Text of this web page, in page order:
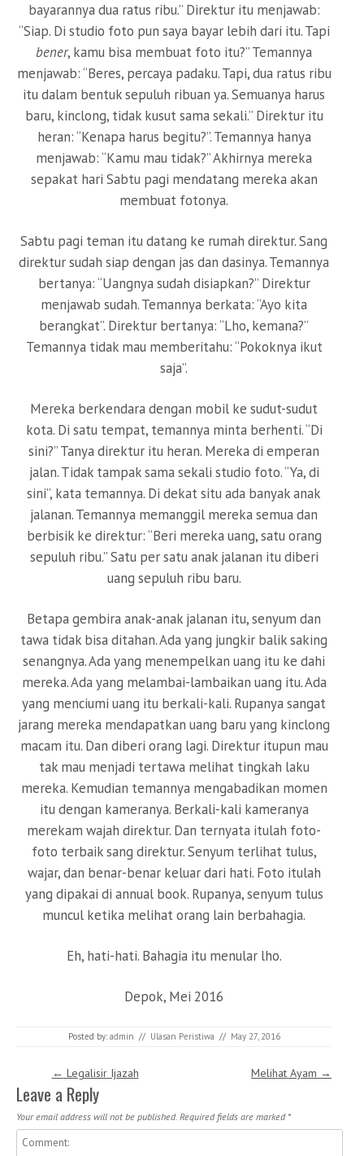
bayarannya dua ratus ribu.” Direktur itu menjawab:
“Siap. Di studio foto pun saya bayar lebih dari itu. Tapi
bener, kamu bisa membuat foto itu?” Temannya
menjawab: “Beres, percaya padaku. Tapi, dua ratus ribu
itu dalam bentuk sepuluh ribuan ya. Semuanya harus
baru, kinclong, tidak kusut sama sekali.” Direktur itu
heran: “Kenapa harus begitu?”. Temannya hanya
menjawab: “Kamu mau tidak?” Akhirnya mereka
sepakat hari Sabtu pagi mendatang mereka akan
membuat fotonya.
Sabtu pagi teman itu datang ke rumah direktur. Sang
direktur sudah siap dengan jas dan dasinya. Temannya
bertanya: “Uangnya sudah disiapkan?” Direktur
menjawab sudah. Temannya berkata: “Ayo kita
berangkat”. Direktur bertanya: “Lho, kemana?”
Temannya tidak mau memberitahu: “Pokoknya ikut
saja”.
Mereka berkendara dengan mobil ke sudut-sudut
kota. Di satu tempat, temannya minta berhenti. “Di
sini?” Tanya direktur itu heran. Mereka di emperan
jalan. Tidak tampak sama sekali studio foto. “Ya, di
sini”, kata temannya. Di dekat situ ada banyak anak
jalanan. Temannya memanggil mereka semua dan
berbisik ke direktur: “Beri mereka uang, satu orang
sepuluh ribu.” Satu per satu anak jalanan itu diberi
uang sepuluh ribu baru.
Betapa gembira anak-anak jalanan itu, senyum dan
tawa tidak bisa ditahan. Ada yang jungkir balik saking
senangnya. Ada yang menempelkan uang itu ke dahi
mereka. Ada yang melambai-lambaikan uang itu. Ada
yang menciumi uang itu berkali-kali. Rupanya sangat
jarang mereka mendapatkan uang baru yang kinclong
macam itu. Dan diberi orang lagi. Direktur itupun mau
tak mau menjadi tertawa melihat tingkah laku
mereka. Kemudian temannya mengabadikan momen
itu dengan kameranya. Berkali-kali kameranya
merekam wajah direktur. Dan ternyata itulah foto-
foto terbaik sang direktur. Senyum terlihat tulus,
wajar, dan benar-benar keluar dari hati. Foto itulah
yang dipakai di annual book. Rupanya, senyum tulus
muncul ketika melihat orang lain berbahagia.
Eh, hati-hati. Bahagia itu menular lho.
Depok, Mei 2016
Posted by: admin // Ulasan Peristiwa // May 27, 2016
Post navigation
← Legalisir Ijazah Melihat Ayam →
Leave a Reply
Your email address will not be published. Required fields are marked *